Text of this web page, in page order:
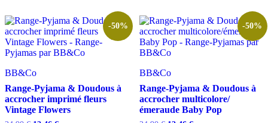
-50%
BB&Co
Range-Pyjama & Doudous à
accrocher imprimé fleurs
Vintage Flowers
-50%
BB&Co
Range-Pyjama & Doudous à
accrocher multicolore/
émeraude Baby Pop